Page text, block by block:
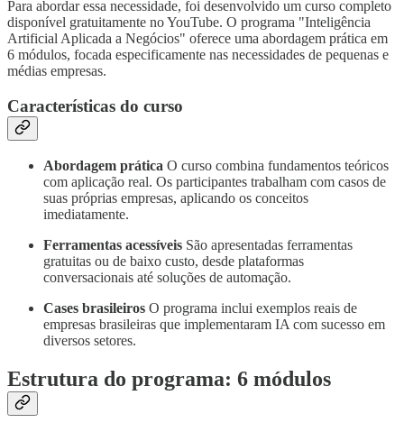
Para abordar essa necessidade, foi desenvolvido um curso completo
disponível gratuitamente no YouTube. O programa "Inteligência
Artificial Aplicada a Negócios" oferece uma abordagem prática em
6 módulos, focada especificamente nas necessidades de pequenas e
médias empresas.
Características do curso
Abordagem prática O curso combina fundamentos teóricos
com aplicação real. Os participantes trabalham com casos de
suas próprias empresas, aplicando os conceitos
imediatamente.
Ferramentas acessíveis São apresentadas ferramentas
gratuitas ou de baixo custo, desde plataformas
conversacionais até soluções de automação.
Cases brasileiros O programa inclui exemplos reais de
empresas brasileiras que implementaram IA com sucesso em
diversos setores.
Estrutura do programa: 6 módulos